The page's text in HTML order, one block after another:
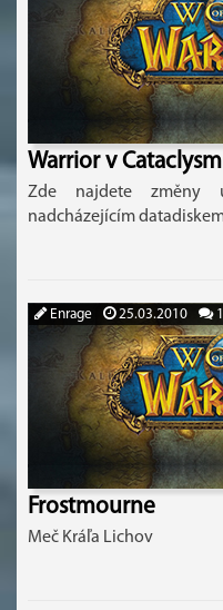
Warrior v Cataclysm
Zde najdete změny
nadcházejícím
Enrage 25.03.2010
Frostmourne
Meč Kráľa Lichov